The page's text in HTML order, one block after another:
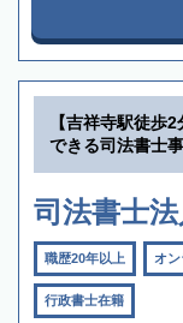
【吉祥寺駅徒歩
できる司法書士
司法書士
職歴20年以上 オ
行政書士在籍